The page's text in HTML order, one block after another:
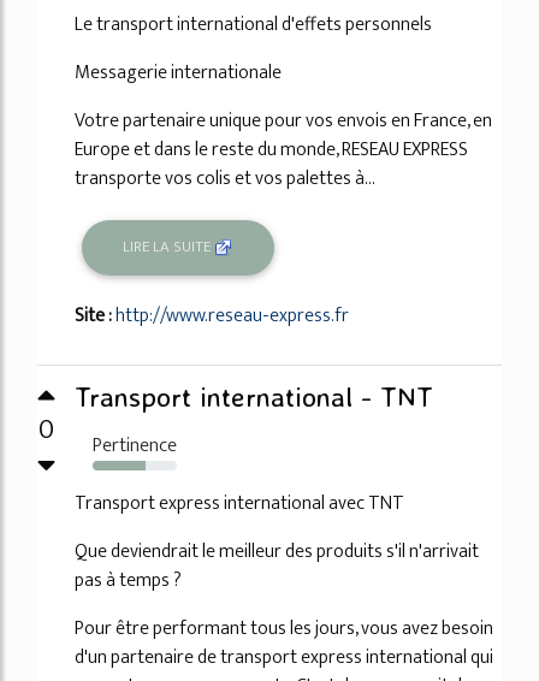
Le transport international d'effets personnels
Messagerie internationale
Votre partenaire unique pour vos envois en France, en
Europe et dans le reste du monde, RESEAU EXPRESS
transporte vos colis et vos palettes à...
LIRE LA SUITE
Site :http://www.reseau-express.fr
0
Transport international - TNT
Pertinence
63%
Transport express international avec TNT
Que deviendrait le meilleur des produits s'il n'arrivait
pas à temps ?
Pour être performant tous les jours, vous avez besoin
d'un partenaire de transport express international qui